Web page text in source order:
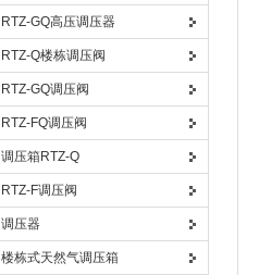
RTZ-GQ高压调压器
RTZ-Q楼栋调压阀
RTZ-GQ调压阀
RTZ-FQ调压阀
调压箱RTZ-Q
RTZ-F调压阀
调压器
楼栋式天然气调压箱